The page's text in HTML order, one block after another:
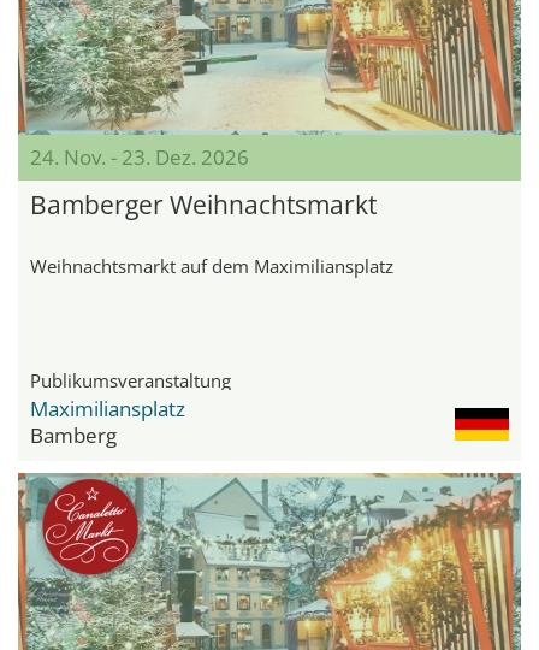
24. Nov. - 23. Dez. 2026
Bamberger Weihnachtsmarkt
Weihnachtsmarkt auf dem Maximiliansplatz
Publikumsveranstaltung
Maximiliansplatz
Bamberg